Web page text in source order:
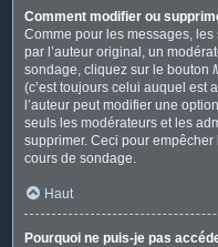
Comment modifier ou
Comme pour les messages,
par l’auteur original, un
sondage, cliquez sur le bouton
(c’est toujours celui auquel est
l’auteur peut modifier une
seuls les modérateurs et les
supprimer. Ceci pour
cours de sondage.
Haut
Pourquoi ne puis-je pas